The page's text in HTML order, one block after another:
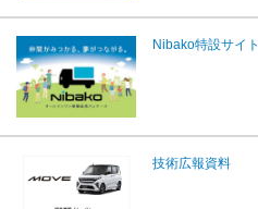
Nibako特設サイト
技術広報資料